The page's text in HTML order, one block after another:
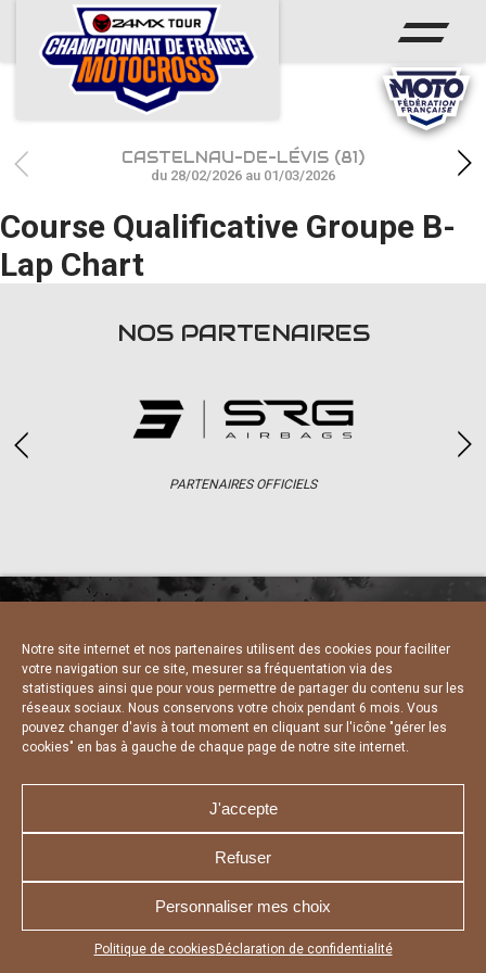
Notre site internet et nos partenaires utilisent des cookies pour faciliter
votre navigation sur ce site, mesurer sa fréquentation via des
statistiques ainsi que pour vous permettre de partager du contenu sur les
réseaux sociaux. Nous conservons votre choix pendant 6 mois. Vous
pouvez changer d'avis à tout moment en cliquant sur l'icône "gérer les
cookies" en bas à gauche de chaque page de notre site internet.
J'accepte
Refuser
Personnaliser mes choix
Politique de cookies Déclaration de confidentialité
Appuyez sur le bouton partager en bas de votre
ACCUEIL
ACTUS
CALENDRIER
RÉSULTATS
PHOTOS / WEB TV
CHAMPIONNAT
PARTENAIRES
accéder à la billetterie
CASTELNAU-DE-LÉVIS (81)
du 28/02/2026 au 01/03/2026
Course Qualificative Groupe B-
Lap Chart
NOS PARTENAIRES
PARTENAIRES OFFICIELS
NOUS CONTACTER
MENTIONS LÉGALES
CHARTE DE CONFIDENTIALITÉ
DÉCLARATION DE CONFIDENTIALITÉ
POLITIQUE D’UTILISATION DES COOKIES
RÉALISÉ PAR L’AGENCE WEB A3 WEB